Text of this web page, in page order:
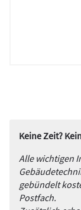
Keine Zeit?
Alle wichtigen
gebündelt
Postfach.